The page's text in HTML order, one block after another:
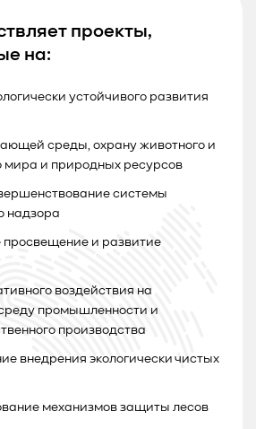
проекты,
на:
устойчивого развития
среды, охрану животного и
мира и природных ресурсов
системы
надзора
просвещение и развитие
воздействия на
промышленности и
производства
внедрения экологически чистых
механизмов защиты лесов